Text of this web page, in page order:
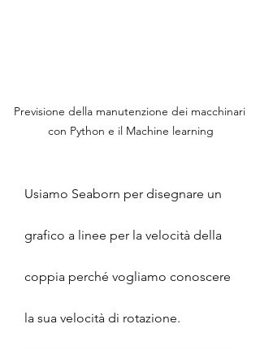
Previsione della manutenzione dei macchinari
con Python e il Machine learning
Usiamo Seaborn per disegnare un
grafico a linee per la velocità della
coppia perché vogliamo conoscere
la sua velocità di rotazione.